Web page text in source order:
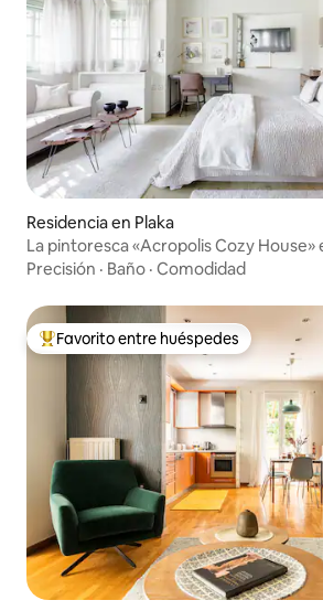
Residencia en Plaka
La pintoresca «Acropolis Cozy House»
Plaka
Precisión · Baño · Comodidad
De los mejores en Favorito entre
Favorito entre huéspedes